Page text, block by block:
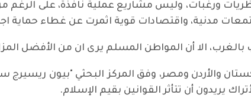
ورغبات، وليس مشاريع عملية نافذة، على
مدنية، واقتصادات قوية اثمرت عن غطاء حماية
الا أن المواطن المسلم يرى ان من الأفضل
والأردن ومصر، وفق المركز البحثي "بيون